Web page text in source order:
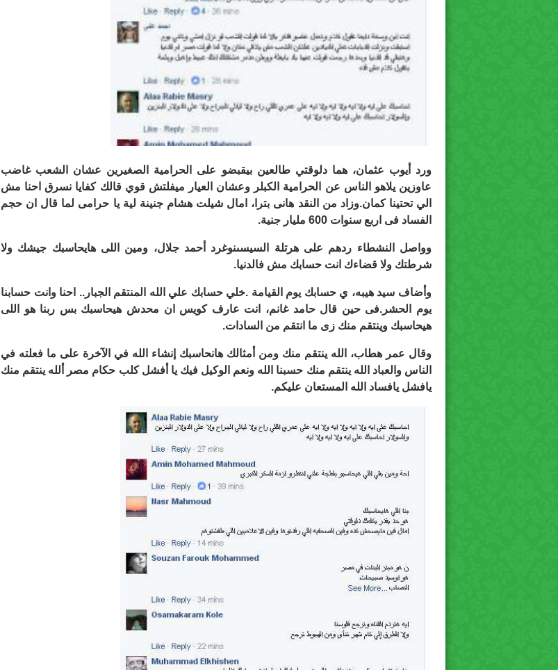
ورد أيوب عثمان، هما دلوقتي طالعين بيقبضو على الحرامية الصغيرين عشان الشعب غاضب
عاوزين يلاهو الناس عن الحرامية الكبلر وعشان العيار ميفلتش قوي قالك كفايا نسرق احنا مش
الي تحتينا كمان.وزاد من النقد هانى بترا، امال شيلت هشام جنينة لية يا حرامى لما قال ان حجم
الفساد فى اربع سنوات 600 مليار جنية.
وواصل النشطاء ردهم على هرتلة السيسىنوغرد أحمد جلال، ومين اللى هايحاسبك جيشك ولا
شرطتك ولا قضاءك انت حسابك مش فالدنيا.
وأضاف سيد هيبه، ي حسابك يوم القيامة .خلي حسابك علي الله المنتقم الجبار.. احنا وانت حسابنا
يوم الحشر.فى حين قال حامد غانم، انت عارف كويس ان محدش هيحاسبك بس ربنا هو اللى
هيحاسبك وينتقم منك زى ما انتقم من السادات.
وقال عمر هطاب، الله ينتقم منك ومن أمثالك هانحاسبك إنشاء الله في الآخرة على ما فعلته في
الناس والعباد الله ينتقم منك حسبنا الله ونعم الوكيل فيك يا أفشل كلب حكام مصر ألله ينتقم منك
يافشل يافساد الله المستعان عليكم.